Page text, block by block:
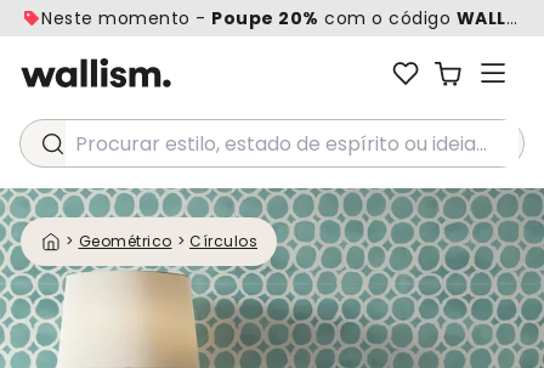
Neste momento - Poupe 20% com o código WALL20
Procurar estilo, estado de espírito ou ideia...
> Geométrico > Círculos